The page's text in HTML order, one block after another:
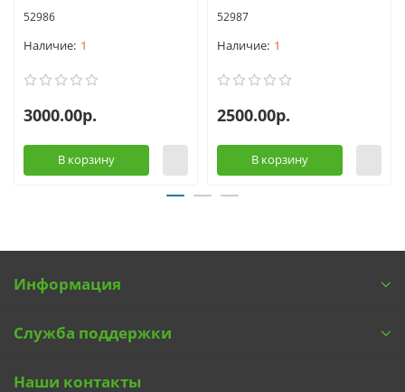
52986
1
3000.00р.
В корзину
52987
1
2500.00р.
В корзину
Информация
Служба поддержки
Наши контакты